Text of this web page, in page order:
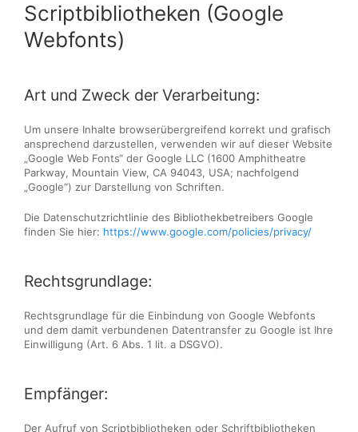
Scriptbibliotheken (Google
Webfonts)
Art und Zweck der Verarbeitung:
Um unsere Inhalte browserübergreifend korrekt und grafisch
ansprechend darzustellen, verwenden wir auf dieser Website
„Google Web Fonts“ der Google LLC (1600 Amphitheatre
Parkway, Mountain View, CA 94043, USA; nachfolgend
„Google“) zur Darstellung von Schriften.
Die Datenschutzrichtlinie des Bibliothekbetreibers Google
finden Sie hier: https://www.google.com/policies/privacy/
Rechtsgrundlage:
Rechtsgrundlage für die Einbindung von Google Webfonts
und dem damit verbundenen Datentransfer zu Google ist Ihre
Einwilligung (Art. 6 Abs. 1 lit. a DSGVO).
Empfänger:
Der Aufruf von Scriptbibliotheken oder Schriftbibliotheken